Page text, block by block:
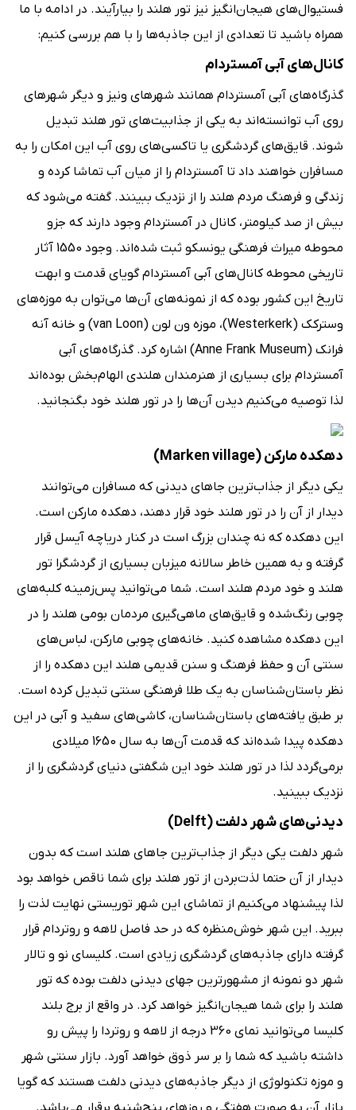
فستیوال‌های هیجان‌انگیز نیز تور هلند را بیارآیند. در ادامه با ما
همراه باشید تا تعدادی از این جاذبه‌ها را با هم بررسی کنیم:
کانال‌های آبی آمستردام
گذرگاه‌های آبی آمستردام همانند شهرهای ونیز و دیگر شهرهای
روی آب توانسته‌اند به یکی از جذابیت‌های تور هلند تبدیل
شوند. قایق‌های گردشگری یا تاکسی‌های روی آب این امکان را به
مسافران خواهند داد تا آمستردام را از میان آب تماشا کرده و
زندگی و فرهنگ مردم هلند را از نزدیک ببینند. گفته می‌شود که
بیش از صد کیلومتر، کانال در آمستردام وجود دارند که جزو
محوطه میراث فرهنگی یونسکو ثبت شده‌اند. وجود 1550 آثار
تاریخی محوطه کانال‌های آبی آمستردام گویای قدمت و ابهت
تاریخ این کشور بوده که از نمونه‌های آن‌ها می‌توان به موزه‌های
وسترکک (Westerkerk)، موزه ون لون (van Loon) و خانه آنه
فرانک (Anne Frank Museum) اشاره کرد. گذرگاه‌های آبی
آمستردام برای بسیاری از هنرمندان هلندی الهام‌بخش بوده‌اند
لذا توصیه می‌کنیم دیدن آن‌ها را در تور هلند خود بگنجانید.
دهکده مارکن (Marken village)
یکی دیگر از جذاب‌ترین جاهای دیدنی که مسافران می‌توانند
دیدار از آن را در تور هلند خود قرار دهند، دهکده مارکن است.
این دهکده که نه چندان بزرگ است در کنار دریاچه آیسل قرار
گرفته و به همین خاطر سالانه میزبان بسیاری از گردشگرا تور
هلند و خود مردم هلند است. شما می‌توانید پس‌زمینه کلبه‌های
چوبی رنگ‌شده و قایق‌های ماهی‌گیری مردمان بومی هلند را در
این دهکده مشاهده کنید. خانه‌های چوبی مارکن، لباس‌های
سنتی آن و حفظ فرهنگ و سنن قدیمی هلند این دهکده را از
نظر باستان‌شناسان به یک طلا فرهنگی سنتی تبدیل کرده است.
بر طبق یافته‌های باستان‌شناسان، کاشی‌های سفید و آبی در این
دهکده پیدا شده‌اند که قدمت آن‌ها به سال 1650 میلادی
برمی‌گردد لذا در تور هلند خود این شگفتی دنیای گردشگری را از
نزدیک ببینید.
دیدنی‌های شهر دلفت (Delft)
شهر دلفت یکی دیگر از جذاب‌ترین جاهای هلند است که بدون
دیدار از آن حتما لذت‌بردن از تور هلند برای شما ناقص خواهد بود
لذا پیشنهاد می‌کنیم از تماشای این شهر توریستی نهایت لذت را
ببرید. این شهر خوش‌منظره که در حد فاصل لاهه و روتردام قرار
گرفته دارای جاذبه‎‌های گردشگری زیادی است. کلیسای نو و تالار
شهر دو نمونه از مشهورترین جهای دیدنی دلفت بوده که تور
هلند را برای شما هیجان‌انگیز خواهد کرد. در واقع از برج بلند
کلیسا می‌توانید نمای 360 درجه از لاهه و روتردا را پیش رو
داشته باشید که شما را بر سر ذوق خواهد آورد. بازار سنتی شهر
و موزه تکنولوژی از دیگر جاذبه‌های دیدنی دلفت هستند که گویا